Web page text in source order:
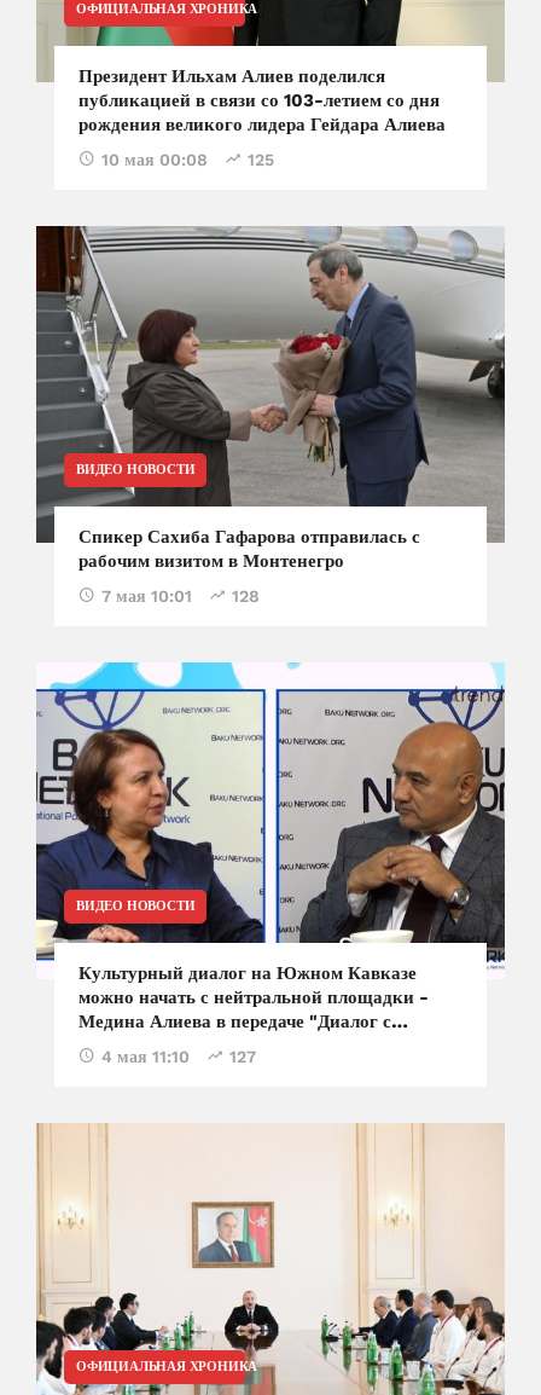
ОФИЦИАЛЬНАЯ ХРОНИКА
Президент Ильхам Алиев поделился
публикацией в связи со 103-летием со дня
рождения великого лидера Гейдара Алиева
10 мая 00:08 125
ВИДЕО НОВОСТИ
Спикер Сахиба Гафарова отправилась с
рабочим визитом в Монтенегро
7 мая 10:01 128
ВИДЕО НОВОСТИ
Культурный диалог на Южном Кавказе
можно начать с нейтральной площадки -
Медина Алиева в передаче "Диалог с
Тофиком Аббасовым"
4 мая 11:10 127
ОФИЦИАЛЬНАЯ ХРОНИКА